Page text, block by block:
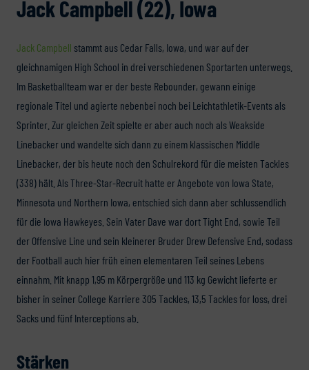
Jack Campbell (22), Iowa
Jack Campbell stammt aus Cedar Falls, Iowa, und war auf der
gleichnamigen High School in drei verschiedenen Sportarten unterwegs.
Im Basketballteam war er der beste Rebounder, gewann einige
regionale Titel und agierte nebenbei noch bei Leichtathletik-Events als
Sprinter. Zur gleichen Zeit spielte er aber auch noch als Weakside
Linebacker und wandelte sich dann zu einem klassischen Middle
Linebacker, der bis heute noch den Schulrekord für die meisten Tackles
(338) hält. Als Three-Star-Recruit hatte er Angebote von Iowa State,
Minnesota und Northern Iowa, entschied sich dann aber schlussendlich
für die Iowa Hawkeyes. Sein Vater Dave war dort Tight End, sowie Teil
der Offensive Line und sein kleinerer Bruder Drew Defensive End, sodass
der Football auch hier früh einen elementaren Teil seines Lebens
einnahm. Mit knapp 1,95 m Körpergröße und 113 kg Gewicht lieferte er
bisher in seiner College Karriere 305 Tackles, 13,5 Tackles for loss, drei
Sacks und fünf Interceptions ab.
Stärken